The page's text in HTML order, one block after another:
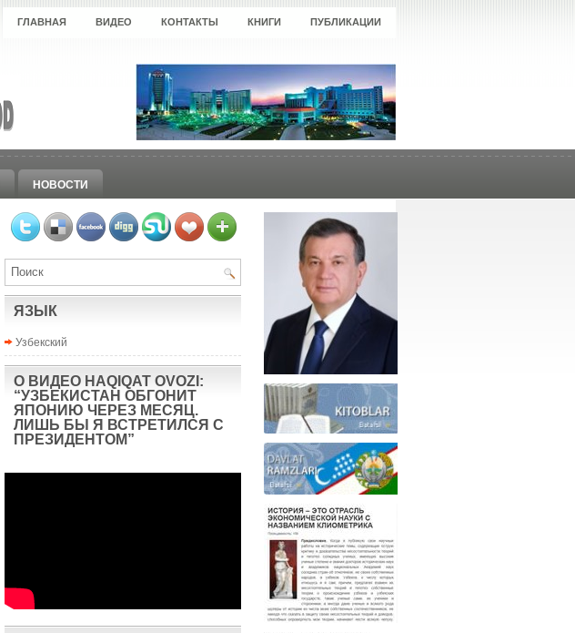
ГЛАВНАЯ ВИДЕО КОНТАКТЫ КНИГИ ПУБЛИКАЦИИ
НОВОСТИ
ЯЗЫК
Узбекский
О ВИДЕО HAQIQAT OVOZI:
“УЗБЕКИСТАН ОБГОНИТ
ЯПОНИЮ ЧЕРЕЗ МЕСЯЦ.
ЛИШЬ БЫ Я ВСТРЕТИЛСЯ С
ПРЕЗИДЕНТОМ”